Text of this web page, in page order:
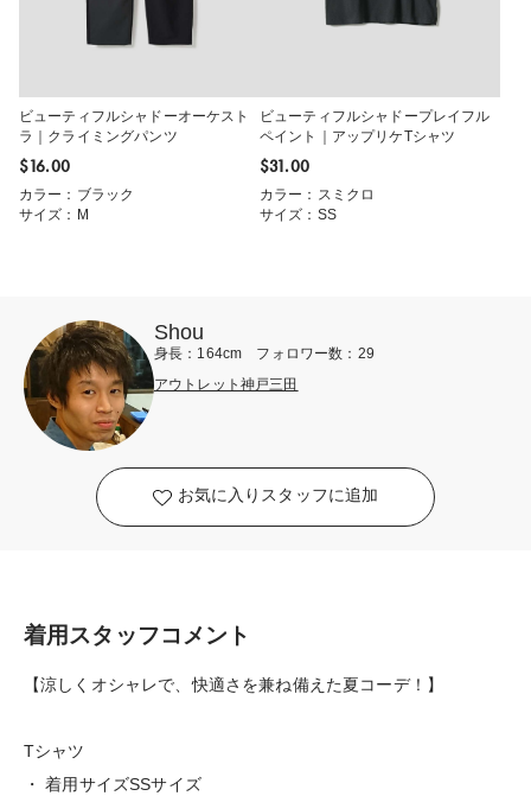
ビューティフルシャドーオーケスト
ラ｜クライミングパンツ
$‌16.00
カラー：ブラック
サイズ：M
ビューティフルシャドープレイフル
ペイント｜アップリケTシャツ
$‌31.00
カラー：スミクロ
サイズ：SS
Shou
身長：164cm フォロワー数：29
アウトレット神戸三田
お気に入りスタッフに追加
着用スタッフコメント
【涼しくオシャレで、快適さを兼ね備えた夏コーデ！】
Tシャツ
・ 着用サイズSSサイズ